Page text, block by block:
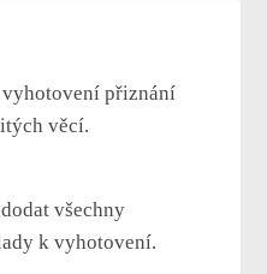
vyhotovení přiznání
věcí.
všechny
k vyhotovení.